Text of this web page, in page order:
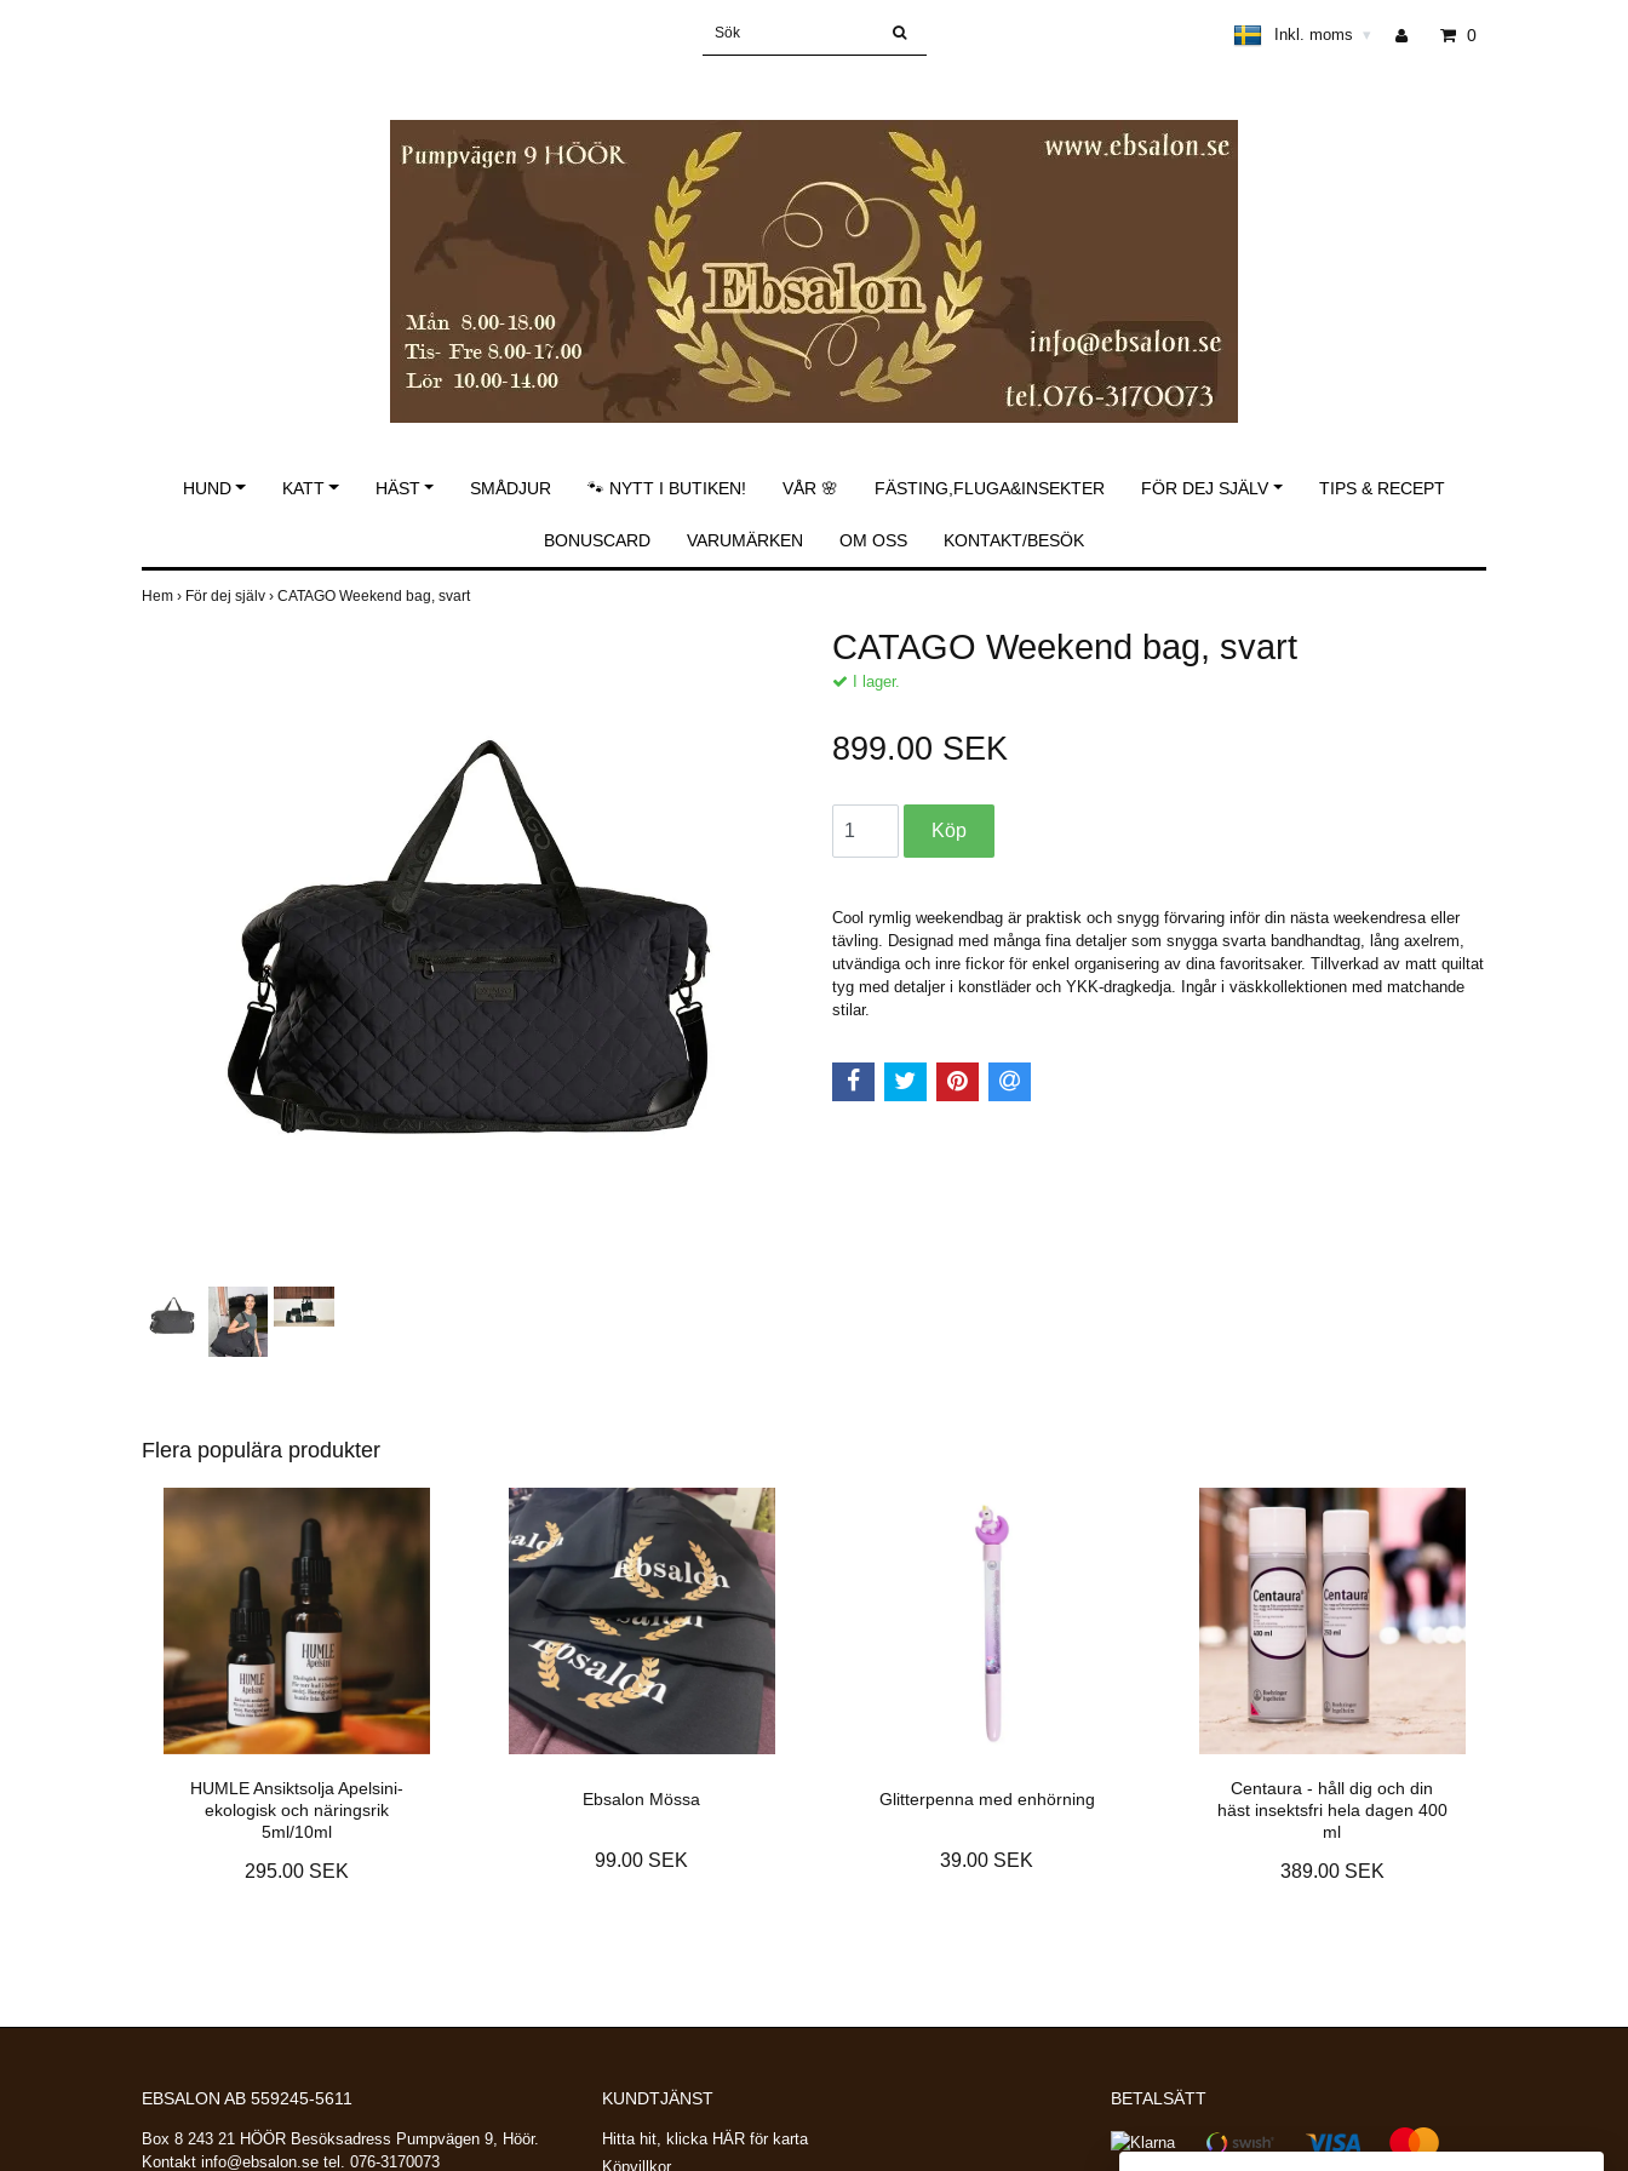
Inkl. moms ▾ 0
HUND KATT HÄST SMÅDJUR 🐾 NYTT I BUTIKEN! VÅR 🌸 FÄSTING,FLUGA&INSEKTER FÖR DEJ SJÄLV TIPS & RECEPT
BONUSCARD VARUMÄRKEN OM OSS KONTAKT/BESÖK
Hem › För dej själv › CATAGO Weekend bag, svart
CATAGO Weekend bag, svart
I lager.
899.00 SEK
Cool rymlig weekendbag är praktisk och snygg förvaring inför din nästa weekendresa eller
tävling. Designad med många fina detaljer som snygga svarta bandhandtag, lång axelrem,
utvändiga och inre fickor för enkel organisering av dina favoritsaker. Tillverkad av matt quiltat
tyg med detaljer i konstläder och YKK-dragkedja. Ingår i väskkollektionen med matchande
stilar.
Flera populära produkter
HUMLE Ansiktsolja Apelsini-
ekologisk och näringsrik
5ml/10ml
295.00 SEK
Ebsalon Mössa
99.00 SEK
Glitterpenna med enhörning
39.00 SEK
Centaura - håll dig och din
häst insektsfri hela dagen 400
ml
389.00 SEK
EBSALON AB 559245-5611
Box 8 243 21 HÖÖR Besöksadress Pumpvägen 9, Höör.
Kontakt info@ebsalon.se tel. 076-3170073
KUNDTJÄNST
Hitta hit, klicka HÄR för karta
Köpvillkor
BETALSÄTT